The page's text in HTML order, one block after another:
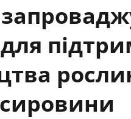
сировини